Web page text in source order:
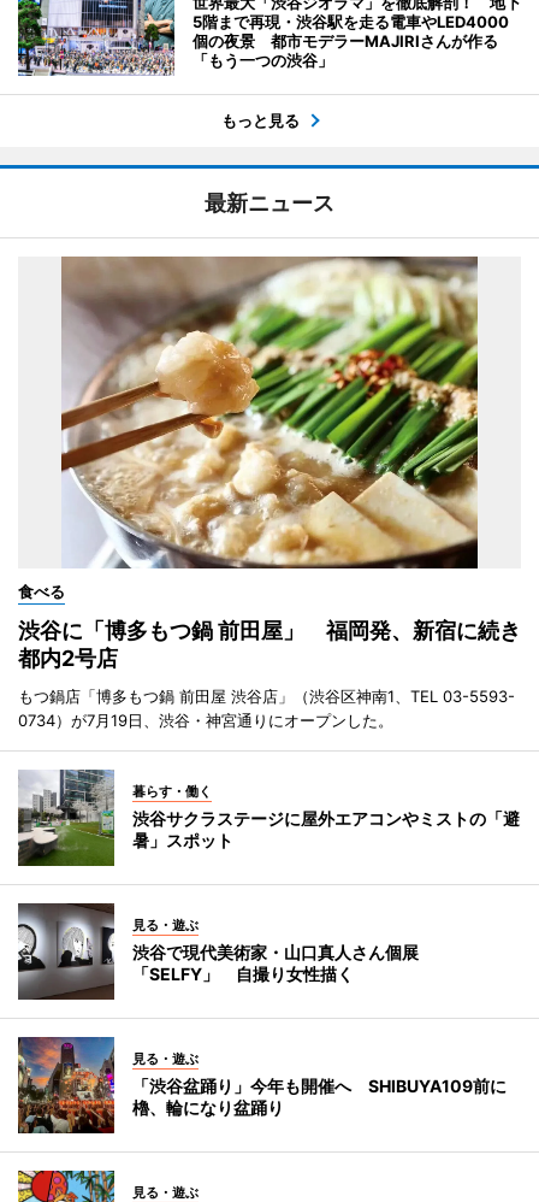
5階まで再現・渋谷駅を走る電車やLED4000
個の夜景 都市モデラーMAJIRIさんが作る
「もう一つの渋谷」
もっと見る
最新ニュース
食べる
渋谷に「博多もつ鍋 前田屋」 福岡発、新宿に続き
都内2号店
もつ鍋店「博多もつ鍋 前田屋 渋谷店」（渋谷区神南1、TEL 03-5593-
0734）が7月19日、渋谷・神宮通りにオープンした。
暮らす・働く
渋谷サクラステージに屋外エアコンやミストの「避
暑」スポット
見る・遊ぶ
渋谷で現代美術家・山口真人さん個展
「SELFY」 自撮り女性描く
見る・遊ぶ
「渋谷盆踊り」今年も開催へ SHIBUYA109前に
櫓、輪になり盆踊り
見る・遊ぶ